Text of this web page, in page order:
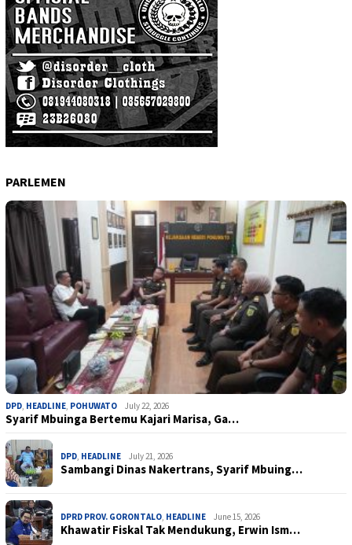
PARLEMEN
DPD, HEADLINE, POHUWATO July 22, 2026
Syarif Mbuinga Bertemu Kajari Marisa, Ga…
DPD, HEADLINE July 21, 2026
Sambangi Dinas Nakertrans, Syarif Mbuing…
DPRD PROV. GORONTALO, HEADLINE June 15, 2026
Khawatir Fiskal Tak Mendukung, Erwin Ism…